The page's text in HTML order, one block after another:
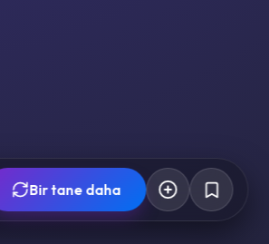
Bir tane daha